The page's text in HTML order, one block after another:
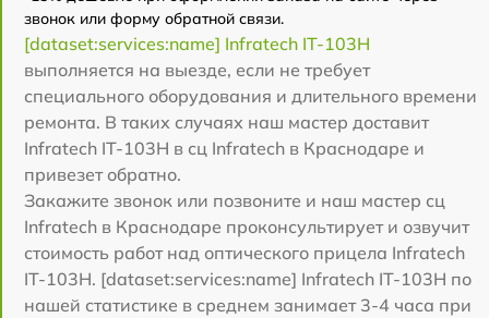
звонок или форму обратной связи.
[dataset:services:name] Infratech IT-103Н
выполняется на выезде, если не требует
специального оборудования и длительного времени
ремонта. В таких случаях наш мастер доставит
Infratech IT-103Н в сц Infratech в Краснодаре и
привезет обратно.
Закажите звонок или позвоните и наш мастер сц
Infratech в Краснодаре проконсультирует и озвучит
стоимость работ над оптического прицела Infratech
IT-103Н. [dataset:services:name] Infratech IT-103Н по
нашей статистике в среднем занимает 3-4 часа при